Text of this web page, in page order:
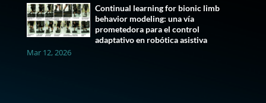
Continual learning for bionic limb
behavior modeling: una vía
prometedora para el control
adaptativo en robótica asistiva
Mar 12, 2026